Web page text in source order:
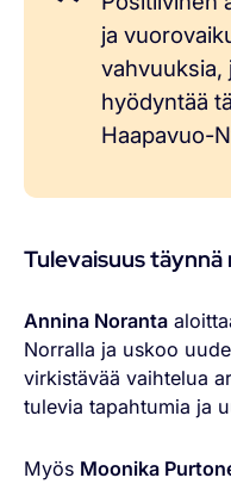
ja
vahvuuksia,
hyödyntää
Haapavuo-
Tulevaisuus täynnä
Annina Noranta
Norralla ja uskoo
virkistävää vaihtelua
tulevia tapahtumia ja
Myös Moonika